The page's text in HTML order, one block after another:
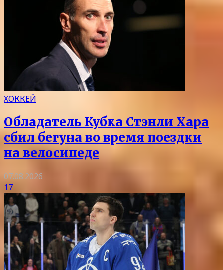
ХОККЕЙ
Обладатель Кубка Стэнли Хара
сбил бегуна во время поездки
на велосипеде
07.08.2026
17